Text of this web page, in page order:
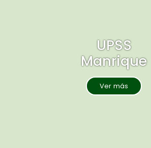
UPSS
Manrique
Ver más